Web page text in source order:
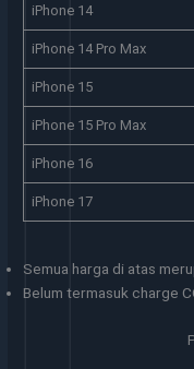
iPhone 14
iPhone 14 Pro Max
iPhone 15
iPhone 15 Pro Max
iPhone 16
iPhone 17
Semua harga di atas
Belum termasuk charge